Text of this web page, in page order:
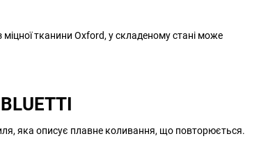
тканини Oxford, у складеному стані може
яка описує плавне коливання, що повторюється.